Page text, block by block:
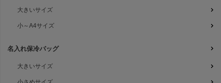
大きいサイズ
小～A4サイズ
名入れ保冷バッグ
大きいサイズ